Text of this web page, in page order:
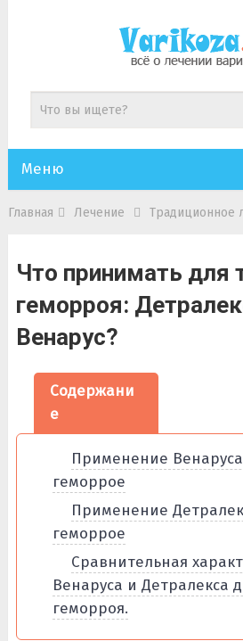
Меню
Главная Лечение Традиционное
Что принимать для
геморроя:
Венарус?
Содержани
е
Применение
геморрое
Применение
геморрое
Сравнительная
Венаруса и Детралекса
геморроя.